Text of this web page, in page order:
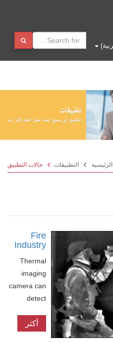
الرئيسية التطبيقات حالات التطبيق
Fire
Industry
Thermal
imaging
camera can
detect
emitted by
أكثر